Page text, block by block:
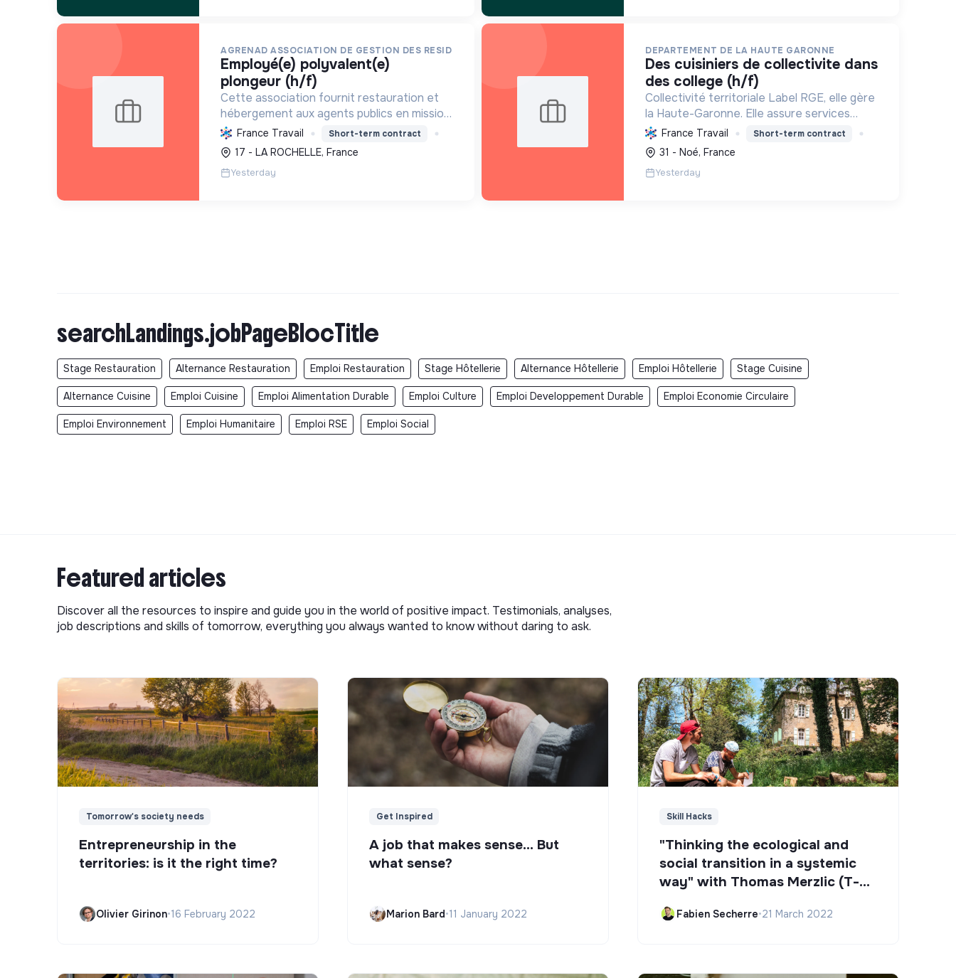
AGRENAD ASSOCIATION DE GESTION DES RESID
employé(e) polyvalent(e)
plongeur (h/f)
Cette association fournit restauration et
hébergement aux agents publics en mission,
en privilégiant des pratiques alimentaires
durables, sans plastique, et en
communiquant sur ses engagements.
France Travail Short-term contract
17 - LA ROCHELLE, France
Yesterday
DEPARTEMENT DE LA HAUTE GARONNE
des cuisiniers de collectivite dans
des college (h/f)
Collectivité territoriale Label RGE, elle gère
la Haute-Garonne. Elle assure services
publics et promeut l'alimentation durable,
locale, bio dans les collèges, réduisant le
gaspillage et soutenant l'é...
France Travail Short-term contract
31 - Noé, France
Yesterday
searchLandings.jobPageBlocTitle
Stage Restauration Alternance Restauration Emploi Restauration Stage Hôtellerie Alternance Hôtellerie Emploi Hôtellerie Stage Cuisine
Alternance Cuisine Emploi Cuisine Emploi Alimentation Durable Emploi Culture Emploi Developpement Durable Emploi Economie Circulaire
Emploi Environnement Emploi Humanitaire Emploi RSE Emploi Social
Featured articles
Discover all the resources to inspire and guide you in the world of positive impact. Testimonials, analyses,
job descriptions and skills of tomorrow, everything you always wanted to know without daring to ask.
Tomorrow's society needs
Entrepreneurship in the
territories: is it the right time?
Olivier Girinon•16 February 2022
Get Inspired
A job that makes sense... But
what sense?
Marion Bard•11 January 2022
Skill Hacks
"Thinking the ecological and
social transition in a systemic
way" with Thomas Merzlic (T-
Fabien Secherre•21 March 2022